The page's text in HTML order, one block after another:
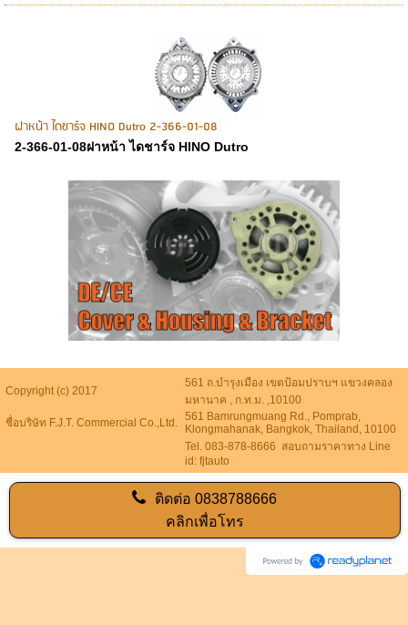
ฝาหน้า ไดชาร์จ HINO Dutro 2-366-01-08
2-366-01-08ฝาหน้า ไดชาร์จ HINO Dutro
Copyright (c) 2017
561 ถ.บำรุงเมือง เขตป้อมปราบฯ แขวงคลอง
มหานาค , ก.ท.ม. ,10100
ชื่อบริษัท F.J.T. Commercial Co.,Ltd.
561 Bamrungmuang Rd., Pomprab,
Klongmahanak, Bangkok, Thailand, 10100
Tel. 083-878-8666 สอบถามราคาทาง Line
id: fjtauto
ติดต่อ0838788666
คลิกเพื่อโทร